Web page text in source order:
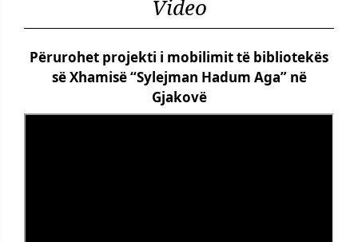
Video
Përurohet projekti i mobilimit të bibliotekës
së Xhamisë “Sylejman Hadum Aga” në
Gjakovë